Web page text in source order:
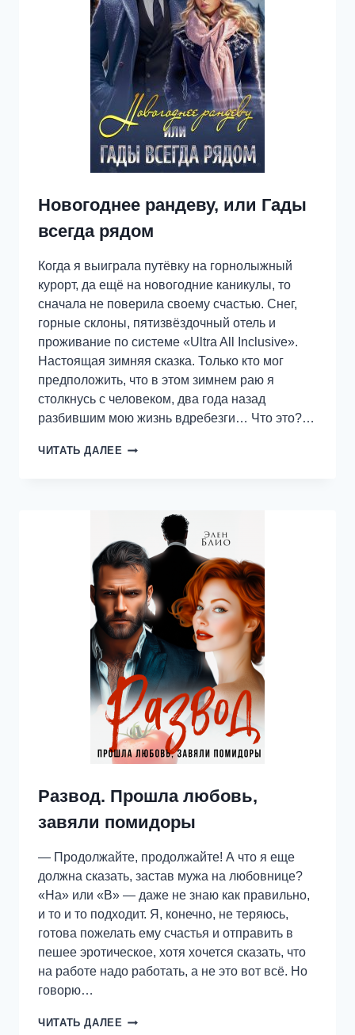
Новогоднее рандеву, или Гады
всегда рядом
Когда я выиграла путёвку на горнолыжный
курорт, да ещё на новогодние каникулы, то
сначала не поверила своему счастью. Снег,
горные склоны, пятизвёздочный отель и
проживание по системе «Ultra All Inclusive».
Настоящая зимняя сказка. Только кто мог
предположить, что в этом зимнем раю я
столкнусь с человеком, два года назад
разбившим мою жизнь вдребезги… Что это?…
ЧИТАТЬ ДАЛЕЕ НОВОГОДНЕЕ
РЯДОМ
Развод. Прошла любовь,
завяли помидоры
— Продолжайте, продолжайте! А что я еще
должна сказать, застав мужа на любовнице?
«На» или «В» — даже не знаю как правильно,
и то и то подходит. Я, конечно, не теряюсь,
готова пожелать ему счастья и отправить в
пешее эротическое, хотя хочется сказать, что
на работе надо работать, а не это вот всё. Но
говорю…
ЧИТАТЬ ДАЛЕЕ РАЗВОД.